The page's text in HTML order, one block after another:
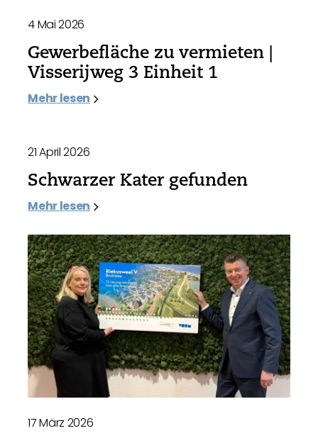
4 Mai 2026
Gewerbefläche zu vermieten |
Visserijweg 3 Einheit 1
Mehr lesen
21 April 2026
Schwarzer Kater gefunden
Mehr lesen
17 März 2026